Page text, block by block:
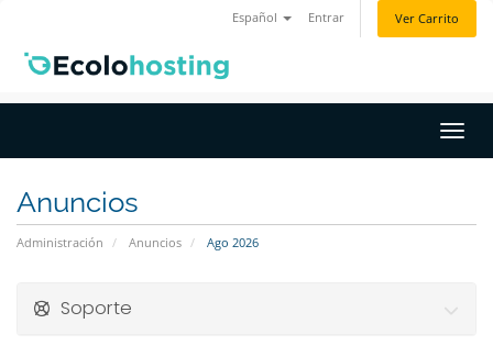
Español Entrar Ver Carrito
Anuncios
Administración Anuncios Ago 2026
Soporte